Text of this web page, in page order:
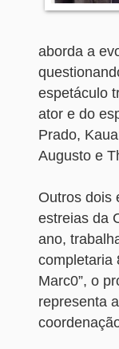
aborda a
espetáculo
ator e do
Prado,
Augusto e
Outros dois
estreias da
ano,
completaria
Marc0”, o
representa